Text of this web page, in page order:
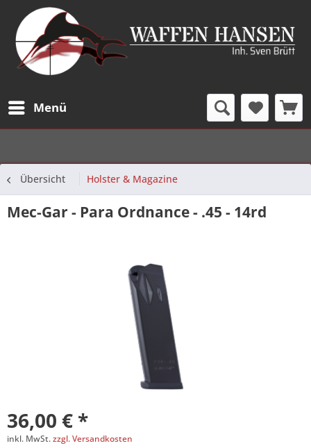
Menü
Übersicht Holster & Magazine
Mec-Gar - Para Ordnance - .45 - 14rd
36,00 € *
inkl. MwSt.zzgl. Versandkosten